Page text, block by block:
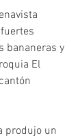
bananeras y
El
produjo un